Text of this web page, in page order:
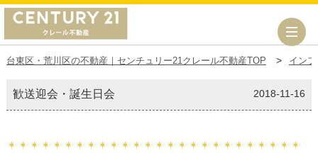
台東区・荒川区の不動産｜センチュリー21クレール不動産TOP イン
歓送迎会・誕生日会 2018-11-16